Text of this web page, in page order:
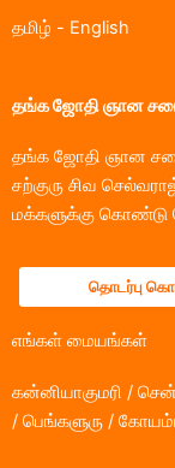
தமிழ் - English
தங்க ஜோதி ஞான
தங்க ஜோதி ஞான
சற்குரு சிவ
மக்களுக்கு கொண்டு
தொடர்பு
எங்கள் மையங்கள்
கன்னியாகுமரி /
/ பெங்களுரு /